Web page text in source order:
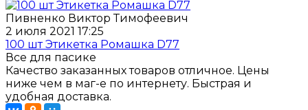
Пивненко Виктор Тимофеевич
2 июля 2021 17:25
100 шт Этикетка Ромашка D77
Все для пасике
Качество заказанных товаров отличное. Цены
ниже чем в маг-е по интернету. Быстрая и
удобная доставка.